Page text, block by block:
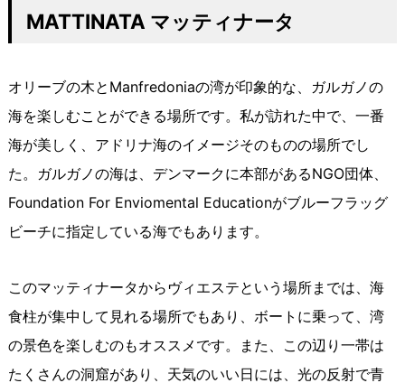
MATTINATA マッティナータ
オリーブの木とManfredoniaの湾が印象的な、ガルガノの
海を楽しむことができる場所です。私が訪れた中で、一番
海が美しく、アドリナ海のイメージそのものの場所でし
た。ガルガノの海は、デンマークに本部があるNGO団体、
Foundation For Enviomental Educationがブルーフラッグ
ビーチに指定している海でもあります。
このマッティナータからヴィエステという場所までは、海
食柱が集中して見れる場所でもあり、ボートに乗って、湾
の景色を楽しむのもオススメです。また、この辺り一帯は
たくさんの洞窟があり、天気のいい日には、光の反射で青